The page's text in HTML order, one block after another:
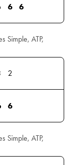
6 6
Simple, ATP,
2
6
Simple, ATP,